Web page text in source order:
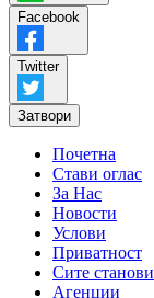
Facebook
Twitter
Затвори
Почетна
Стави оглас
За Нас
Новости
Услови
Приватност
Сите станови
Агенции